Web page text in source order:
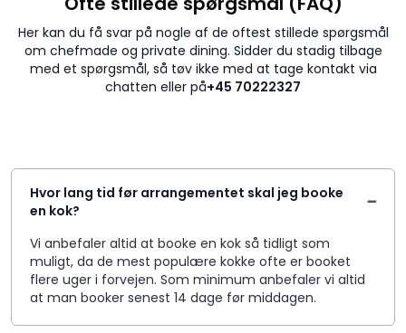
Her kan du få svar på nogle af de oftest stillede spørgsmål
om chefmade og private dining. Sidder du stadig tilbage
med et spørgsmål, så tøv ikke med at tage kontakt via
chatten eller på+45 70222327
Hvor lang tid før arrangementet skal jeg booke
en kok?
Vi anbefaler altid at booke en kok så tidligt som
muligt, da de mest populære kokke ofte er booket
flere uger i forvejen. Som minimum anbefaler vi altid
at man booker senest 14 dage før middagen.